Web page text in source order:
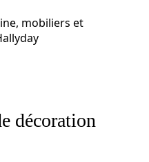
mobiliers et
décoration